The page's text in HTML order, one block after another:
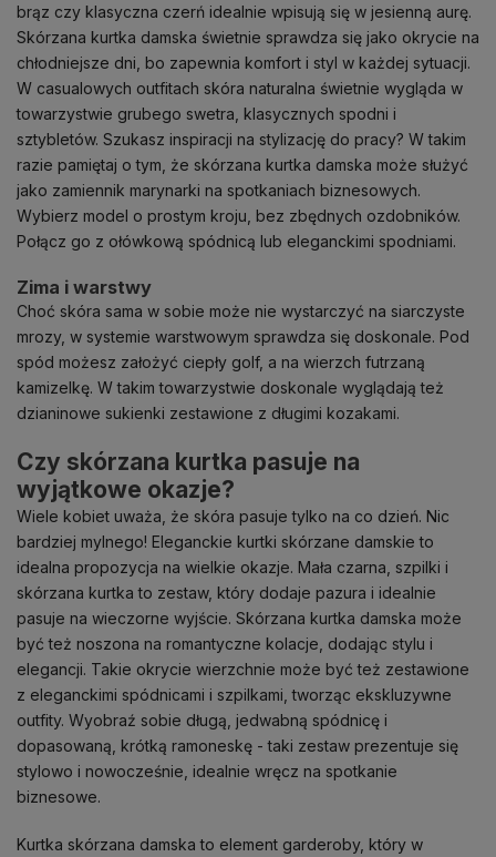
brąz czy klasyczna czerń idealnie wpisują się w jesienną aurę.
Skórzana kurtka damska świetnie sprawdza się jako okrycie na
chłodniejsze dni, bo zapewnia komfort i styl w każdej sytuacji.
W casualowych outfitach skóra naturalna świetnie wygląda w
towarzystwie grubego swetra, klasycznych spodni i
sztybletów. Szukasz inspiracji na stylizację do pracy? W takim
razie pamiętaj o tym, że skórzana kurtka damska może służyć
jako zamiennik marynarki na spotkaniach biznesowych.
Wybierz model o prostym kroju, bez zbędnych ozdobników.
Połącz go z ołówkową spódnicą lub eleganckimi spodniami.
Zima i warstwy
Choć skóra sama w sobie może nie wystarczyć na siarczyste
mrozy, w systemie warstwowym sprawdza się doskonale. Pod
spód możesz założyć ciepły golf, a na wierzch futrzaną
kamizelkę. W takim towarzystwie doskonale wyglądają też
dzianinowe sukienki zestawione z długimi kozakami.
Czy skórzana kurtka pasuje na
wyjątkowe okazje?
Wiele kobiet uważa, że skóra pasuje tylko na co dzień. Nic
bardziej mylnego! Eleganckie kurtki skórzane damskie to
idealna propozycja na wielkie okazje. Mała czarna, szpilki i
skórzana kurtka to zestaw, który dodaje pazura i idealnie
pasuje na wieczorne wyjście. Skórzana kurtka damska może
być też noszona na romantyczne kolacje, dodając stylu i
elegancji. Takie okrycie wierzchnie może być też zestawione
z eleganckimi spódnicami i szpilkami, tworząc ekskluzywne
outfity. Wyobraź sobie długą, jedwabną spódnicę i
dopasowaną, krótką ramoneskę - taki zestaw prezentuje się
stylowo i nowocześnie, idealnie wręcz na spotkanie
biznesowe.
Kurtka skórzana damska to element garderoby, który w